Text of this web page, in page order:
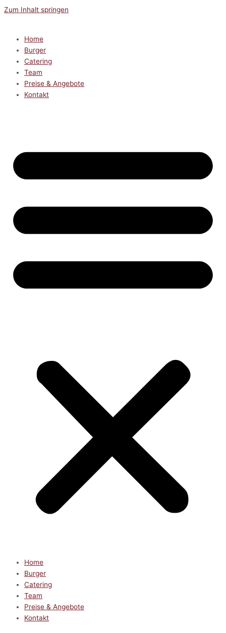
Zum Inhalt springen
Home
Burger
Catering
Team
Preise & Angebote
Kontakt
Home
Burger
Catering
Team
Preise & Angebote
Kontakt